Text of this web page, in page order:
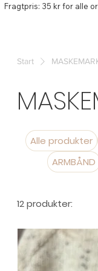
Fragtpris: 35 kr for alle
Start
Alle produkter
ARMBÅND
12 produkter: